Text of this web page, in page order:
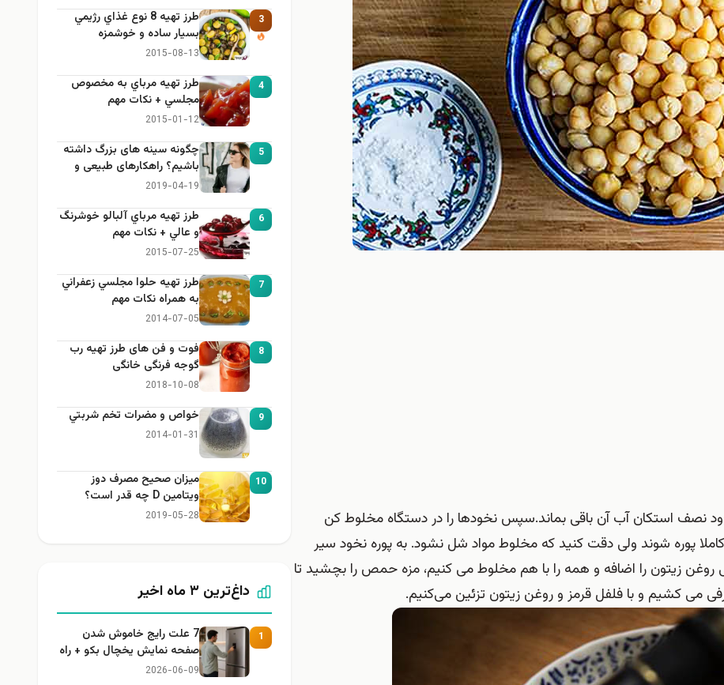
نصف استکان آب آن باقی بماند.سپس نخود‌ها را در دستگاه مخلوط کن
پوره شوند ولی دقت کنید که مخلوط مواد شل نشود. به پوره نخود سیر
زیتون را اضافه و همه را با هم مخلوط می کنیم، مزه حمص را بچشید تا
کشیم و با فلفل قرمز و روغن زیتون تزئین می‌کنیم.
3
طرز تهيه 8 نوع غذاي رژيمي
بسيار ساده و خوشمزه
2015-08-13
4
طرز تهيه مرباي به مخصوص
مجلسي + نكات مهم
2015-01-12
5
چگونه سینه های بزرگ داشته
باشیم؟ راهکارهای طبیعی و
خانگی برای بزرگ کردن سینه
2019-04-19
6
طرز تهيه مرباي آلبالو خوشرنگ
و عالي + نكات مهم
2015-07-25
7
طرز تهيه حلوا مجلسي زعفراني
به همراه نكات مهم
2014-07-05
8
فوت و فن های طرز تهیه رب
گوجه فرنگی خانگی
2018-10-08
9 خواص و مضرات تخم شربتي
2014-01-31
10
میزان صحیح مصرف دوز
ویتامین D چه قدر است؟
2019-05-28
داغ‌ترین ۳ ماه اخیر
1
7 علت رایج خاموش شدن
صفحه نمایش یخچال بکو + راه
حل
2026-06-09